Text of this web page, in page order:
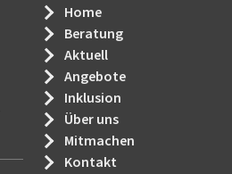
Home
Beratung
Aktuell
Angebote
Inklusion
Über uns
Mitmachen
Kontakt